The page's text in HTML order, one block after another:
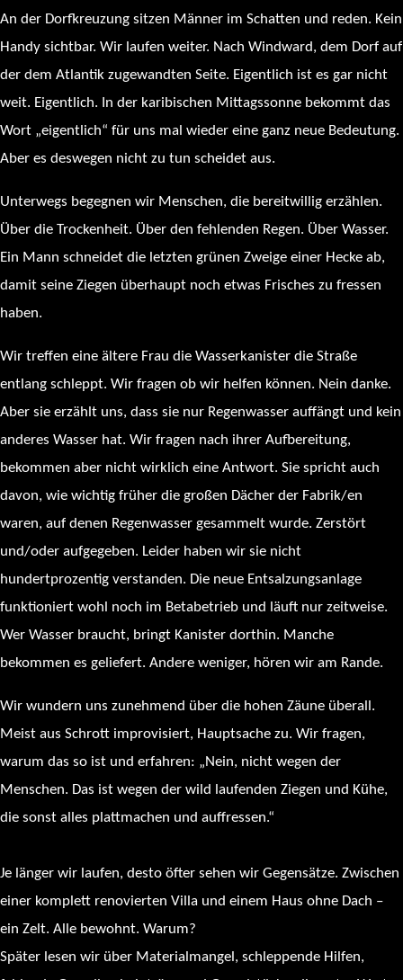
An der Dorfkreuzung sitzen Männer im Schatten und reden. Kein
Handy sichtbar. Wir laufen weiter. Nach Windward, dem Dorf auf
der dem Atlantik zugewandten Seite. Eigentlich ist es gar nicht
weit. Eigentlich. In der karibischen Mittagssonne bekommt das
Wort „eigentlich“ für uns mal wieder eine ganz neue Bedeutung.
Aber es deswegen nicht zu tun scheidet aus.
Unterwegs begegnen wir Menschen, die bereitwillig erzählen.
Über die Trockenheit. Über den fehlenden Regen. Über Wasser.
Ein Mann schneidet die letzten grünen Zweige einer Hecke ab,
damit seine Ziegen überhaupt noch etwas Frisches zu fressen
haben.
Wir treffen eine ältere Frau die Wasserkanister die Straße
entlang schleppt. Wir fragen ob wir helfen können. Nein danke.
Aber sie erzählt uns, dass sie nur Regenwasser auffängt und kein
anderes Wasser hat. Wir fragen nach ihrer Aufbereitung,
bekommen aber nicht wirklich eine Antwort. Sie spricht auch
davon, wie wichtig früher die großen Dächer der Fabrik/en
waren, auf denen Regenwasser gesammelt wurde. Zerstört
und/oder aufgegeben. Leider haben wir sie nicht
hundertprozentig verstanden. Die neue Entsalzungsanlage
funktioniert wohl noch im Betabetrieb und läuft nur zeitweise.
Wer Wasser braucht, bringt Kanister dorthin. Manche
bekommen es geliefert. Andere weniger, hören wir am Rande.
Wir wundern uns zunehmend über die hohen Zäune überall.
Meist aus Schrott improvisiert, Hauptsache zu. Wir fragen,
warum das so ist und erfahren: „Nein, nicht wegen der
Menschen. Das ist wegen der wild laufenden Ziegen und Kühe,
die sonst alles plattmachen und auffressen.“
Je länger wir laufen, desto öfter sehen wir Gegensätze. Zwischen
einer komplett renovierten Villa und einem Haus ohne Dach –
ein Zelt. Alle bewohnt. Warum?
Später lesen wir über Materialmangel, schleppende Hilfen,